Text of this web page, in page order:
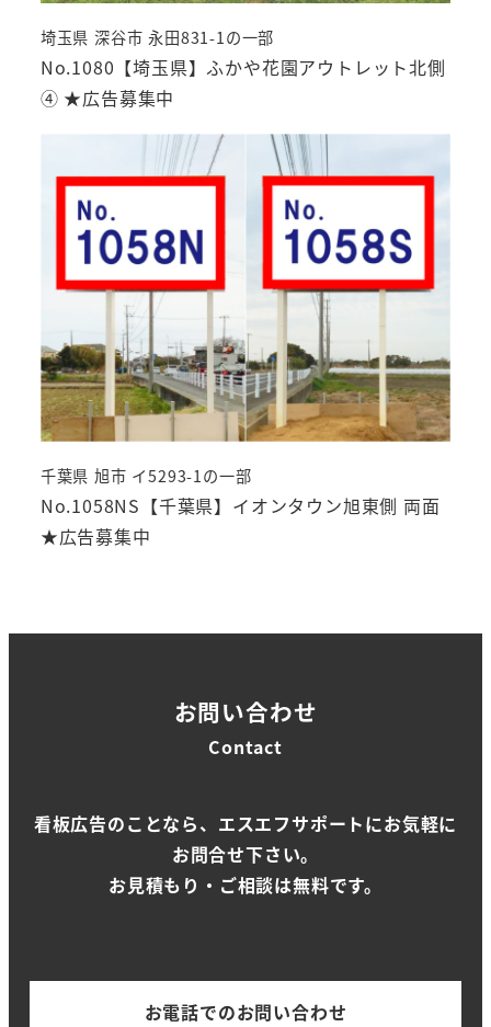
No.1080【埼玉県】ふかや花園アウトレット北側
④ ★広告募集中
埼玉県 深谷市 永田831-1の一部
No.1058NS【千葉県】イオンタウン旭東側 両面
★広告募集中
千葉県 旭市 イ5293-1の一部
お問い合わせ
Contact
看板広告のことなら、エスエフサポートにお気軽に
お問合せ下さい。
お見積もり・ご相談は無料です。
お電話でのお問い合わせ